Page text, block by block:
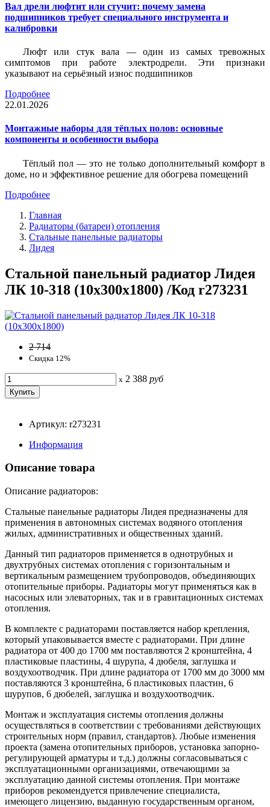
Вал дрели люфтит или стучит: почему замена
подшипников требует специального инструмента и
калибровки
Люфт или стук вала — один из самых тревожных
симптомов при работе электродрели. Эти признаки
указывают на серьёзный износ подшипников
Подробнее
22.01.2026
Монтажные наборы для тёплых полов: основные
компоненты и особенности выбора
Тёплый пол — это не только дополнительный комфорт в
доме, но и эффективное решение для обогрева помещений
Подробнее
Главная
Радиаторы (батареи) отопления
Стальные панельные радиаторы
Лидея
Стальной панельный радиатор Лидея
ЛК 10-318 (10x300x1800) /Код r273231
2 714
Скидка 12%
x 2 388 руб
Артикул: r273231
Информация
Описание товара
Описание радиаторов:
Стальные панельные радиаторы Лидея предназначены для
применения в автономных системах водяного отопления
жилых, административных и общественных зданий.
Данный тип радиаторов применяется в однотрубных и
двухтрубных системах отопления с горизонтальным и
вертикальным размещением трубопроводов, объединяющих
отопительные приборы. Радиаторы могут применяться как в
насосных или элеваторных, так и в гравитационных системах
отопления.
В комплекте с радиаторами поставляется набор крепления,
который упаковывается вместе с радиаторами. При длине
радиатора от 400 до 1700 мм поставляются 2 кронштейна, 4
пластиковые пластины, 4 шурупа, 4 дюбеля, заглушка и
воздухоотводчик. При длине радиатора от 1700 мм до 3000 мм
поставляются 3 кронштейна, 6 пластиковых пластин, 6
шурупов, 6 дюбелей, заглушка и воздухоотводчик.
Монтаж и эксплуатация системы отопления должны
осуществляться в соответствии с требованиями действующих
строительных норм (правил, стандартов). Любые изменения
проекта (замена отопительных приборов, установка запорно-
регулирующей арматуры и т.д.) должны согласовываться с
эксплуатационными организациями, отвечающими за
эксплуатацию данной системы отопления. При монтаже
приборов рекомендуется привлечение специалиста,
имеющего лицензию, выданную государственным органом,